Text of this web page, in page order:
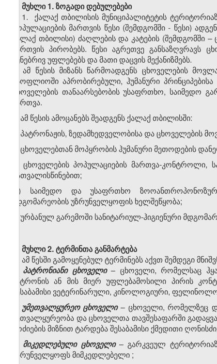
მუხლი 1. ზოგადი დებულებები
1. ქალაქ თბილისის მუნიციპალიტეტის
პოპულაციების მართვის წესი (შემდგომში - წესი)
ქალაქ თბილისი) ძაღლების და კატების
მართვის პირობებს. წესი აგრეთვე განსაზღვრავს
ბუნებრივ უფლებებს და მათი დაცვის მექანიზმებს.
2. ამ წესის მიზანს წარმოადგენს ცხოველების
მსოფლიოში აპრობირებული, ჰუმანური
ცხოველების თანაარსებობის უსაფრთხო, საიმედო
მართვა.
3. ამ წესის ამოცანებს შეადგენს ქალაქ თბილისში:
ა) პატრონაჟის, ზედამხედველობისა და ცხოველების
ბ) ცხოველებთან მოპყრობის ჰუმანური მეთოდების
გ) ცხოველების პოპულაციების მართვა-კონტროლი,
გათვალისწინებით;
დ) საიმედო და უსაფრთხო
მდგომარეობის უზრუნველყოფის ხელშეწყობა;
ე) ურბანულ გარემოში სანიტარიულ-ჰიგიენური
მუხლი 2. ტერმინთა განმარტება
ამ წესში გამოყენებულ ტერმინებს აქვთ შემდეგი
პატრონიანი ცხოველი– ცხოველი, რომელსაც
პატრონის ან მის მიერ უფლებამოსილი პირის
შესაბამისი ვეტერინარული, კინოლოგიური,
უმეთვალყურეო ცხოველი– ცხოველი, რომელზეც
მეთვალყურეობა და ცხოველთა თავშესაფარში
მოძიების მიზნით ტარდება შესაბამისი ქმედითი
მიკედლებული ცხოველი– გარკვეულ
უზრუნველყოფს მიმკედლებელი ;